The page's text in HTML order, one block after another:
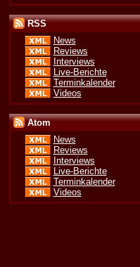
RSS
News
Reviews
Interviews
Live-Berichte
Terminkalender
Videos
Atom
News
Reviews
Interviews
Live-Berichte
Terminkalender
Videos